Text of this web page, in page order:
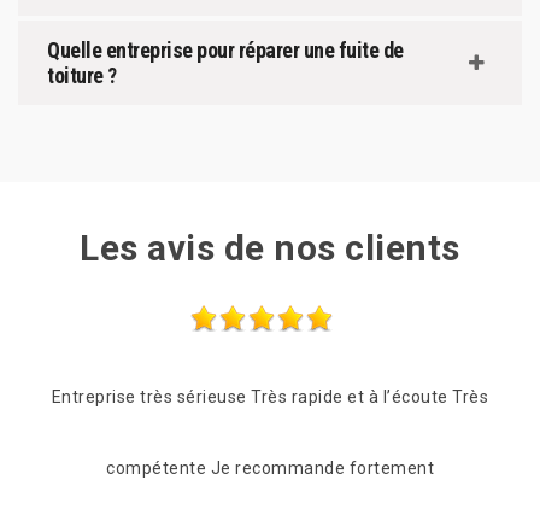
Quelle entreprise pour réparer une fuite de
toiture ?
Les avis de nos clients
Des professionnels très sympathiques, sérieux et
réactifs. Ils se sont venus très rapidement pour me